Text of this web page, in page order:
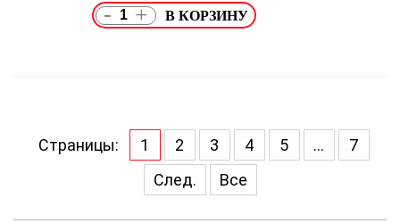
- +
Страницы: 1 2 3 4 5 ...
7
След.
Все